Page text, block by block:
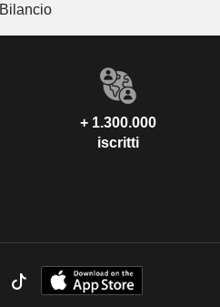
Bilancio
+ 1.300.000
iscritti